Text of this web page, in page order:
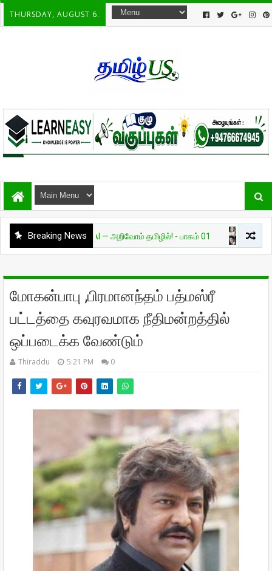
THURSDAY, AUGUST 6.
Breaking News
தேவை AI — அறிவோம் தமிழில்! - பாகம் 01 சுவாரசியம் 🔥
மோகன்பாபு ,பிரமானந்தம் பத்மஸ்ரீ
பட்டத்தை கவுரவமாக நீதிமன்றத்தில்
ஒப்படைக்க வேண்டும்
Thiraddu 5:21 PM 0